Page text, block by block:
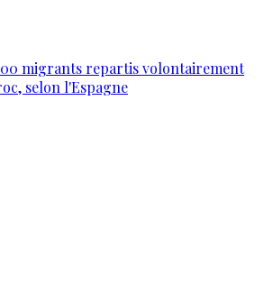
migrants repartis volontairement
selon l'Espagne